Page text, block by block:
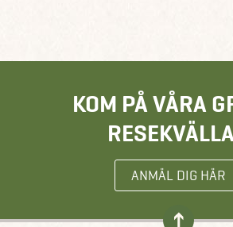
KOM PÅ VÅRA
ANMÄL DIG HÄR